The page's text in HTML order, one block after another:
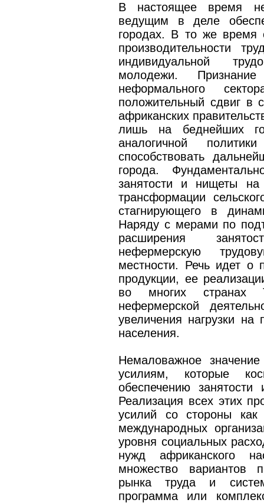
В настоящее время
ведущим в деле
городах. В то же время
производительности
индивидуальной
молодежи. Признание
неформального
положительный сдвиг в
африканских
лишь на беднейших
аналогичной
способствовать
города.
занятости и нищеты на
трансформации
стагнирующего в
Наряду с мерами по
расширения
нефермерскую
местности. Речь идет о
продукции, ее
во многих странах
нефермерской
увеличения нагрузки
населения.
Немаловажное
усилиям, которые
обеспечению
Реализация всех этих
усилий со стороны как
международных
уровня социальных
нужд африканского
множество вариантов
рынка труда и
программа или